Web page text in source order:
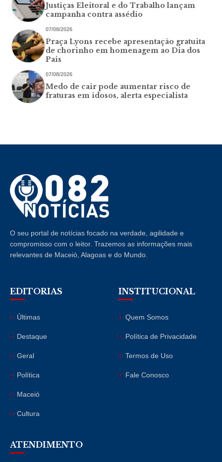
Justiças Eleitoral e do Trabalho lançam
campanha contra assédio
07/08/2026
Praça Lyons recebe apresentação gratuita
de chorinho em homenagem ao Dia dos
Pais
07/08/2026
Medo de cair pode aumentar risco de
fraturas em idosos, alerta especialista
O seu portal de notícias focado na verdade, agilidade e
compromisso com o leitor. Trazemos as informações mais
relevantes de Maceió, Alagoas e do Mundo.
EDITORIAS
Últimas
Destaque
Geral
Política
Maceió
Cultura
INSTITUCIONAL
Quem Somos
Política de Privacidade
Termos de Uso
Fale Conosco
ATENDIMENTO